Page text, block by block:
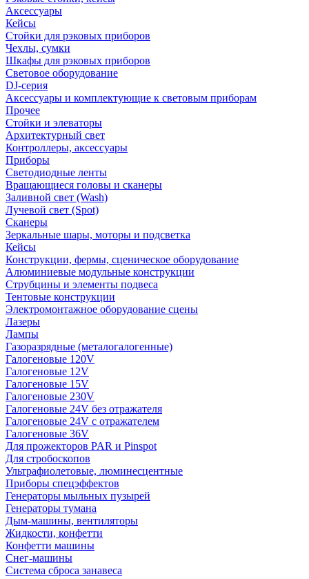
Аксессуары
Кейсы
Стойки для рэковых приборов
Чехлы, сумки
Шкафы для рэковых приборов
Световое оборудование
DJ-серия
Аксессуары и комплектующие к световым приборам
Прочее
Стойки и элеваторы
Архитектурный свет
Контроллеры, аксессуары
Приборы
Светодиодные ленты
Вращающиеся головы и сканеры
Заливной свет (Wash)
Лучевой свет (Spot)
Сканеры
Зеркальные шары, моторы и подсветка
Кейсы
Конструкции, фермы, сценическое оборудование
Алюминиевые модульные конструкции
Струбцины и элементы подвеса
Тентовые конструкции
Электромонтажное оборудование сцены
Лазеры
Лампы
Газоразрядные (металогалогенные)
Галогеновые 120V
Галогеновые 12V
Галогеновые 15V
Галогеновые 230V
Галогеновые 24V без отражателя
Галогеновые 24V с отражателем
Галогеновые 36V
Для прожекторов PAR и Pinspot
Для стробоскопов
Ультрафиолетовые, люминесцентные
Приборы спецэффектов
Генераторы мыльных пузырей
Генераторы тумана
Дым-машины, вентиляторы
Жидкости, конфетти
Конфетти машины
Снег-машины
Система сброса занавеса